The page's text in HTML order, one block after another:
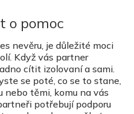
o pomoc
nevěru, je důležité moci
Když vás partner
cítit izolovaní a sami.
se poté, co se to stane,
nebo těmi, komu na vás
potřebují podporu